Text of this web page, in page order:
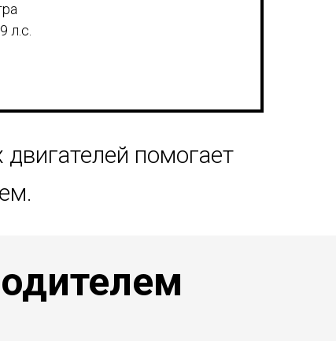
л.с.
помогает